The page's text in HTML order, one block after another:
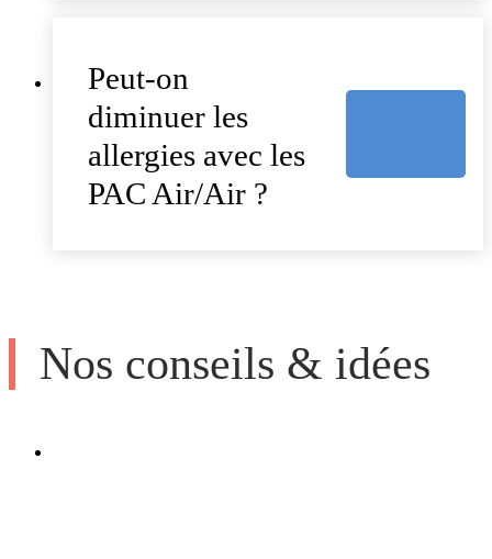
Peut-on
diminuer les
allergies avec les
PAC Air/Air ?
Nos conseils & idées